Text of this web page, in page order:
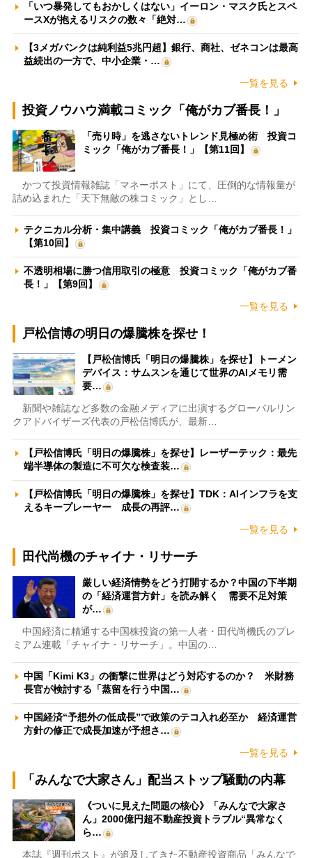
「いつ暴発してもおかしくはない」イーロン・マスク氏とスペ
ースXが抱えるリスクの数々「絶対…
【3メガバンクは純利益5兆円超】銀行、商社、ゼネコンは最高
益続出の一方で、中小企業・…
一覧を見る
投資ノウハウ満載コミック「俺がカブ番長！」
「売り時」を逃さないトレンド見極め術 投資コ
ミック「俺がカブ番長！」【第11回】
かつて投資情報雑誌「マネーポスト」にて、圧倒的な情報量が
詰め込まれた「天下無敵の株コミック」とし…
テクニカル分析・集中講義 投資コミック「俺がカブ番長！」
【第10回】
不透明相場に勝つ信用取引の極意 投資コミック「俺がカブ番
長！」【第9回】
一覧を見る
戸松信博の明日の爆騰株を探せ！
【戸松信博氏「明日の爆騰株」を探せ】トーメン
デバイス：サムスンを通じて世界のAIメモリ需
要…
新聞や雑誌など多数の金融メディアに出演するグローバルリン
クアドバイザーズ代表の戸松信博氏が、最新…
【戸松信博氏「明日の爆騰株」を探せ】レーザーテック：最先
端半導体の製造に不可欠な検査装…
【戸松信博氏「明日の爆騰株」を探せ】TDK：AIインフラを支
えるキープレーヤー 成長の再評…
一覧を見る
田代尚機のチャイナ・リサーチ
厳しい経済情勢をどう打開するか？中国の下半期
の「経済運営方針」を読み解く 需要不足対策
が…
中国経済に精通する中国株投資の第一人者・田代尚機氏のプレ
ミアム連載「チャイナ・リサーチ」。中国の…
中国「Kimi K3」の衝撃に世界はどう対応するのか？ 米財務
長官が検討する「蒸留を行う中国…
中国経済“予想外の低成長”で政策のテコ入れ必至か 経済運営
方針の修正で成長加速が予想さ…
一覧を見る
「みんなで大家さん」配当ストップ騒動の内幕
《ついに見えた問題の核心》「みんなで大家さ
ん」2000億円超不動産投資トラブル“異常なく
ら…
本誌『週刊ポスト』が追及してきた不動産投資商品「みんなで